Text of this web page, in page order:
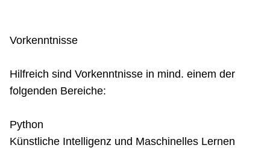
Vorkenntnisse
Hilfreich sind Vorkenntnisse in mind. einem der
folgenden Bereiche:
Python
Künstliche Intelligenz und Maschinelles Lernen